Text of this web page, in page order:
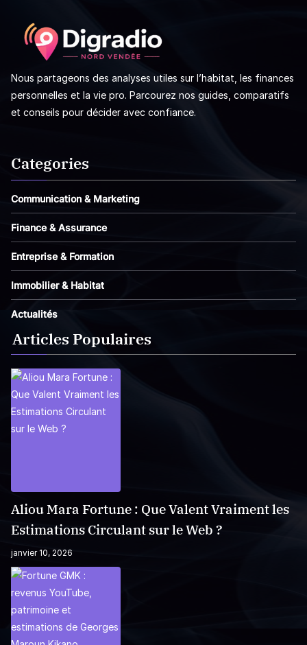
Nous partageons des analyses utiles sur l’habitat, les finances
personnelles et la vie pro. Parcourez nos guides, comparatifs
et conseils pour décider avec confiance.
Categories
Communication & Marketing
Finance & Assurance
Entreprise & Formation
Immobilier & Habitat
Actualités
Articles Populaires
Aliou Mara Fortune : Que Valent Vraiment les
Estimations Circulant sur le Web ?
janvier 10, 2026